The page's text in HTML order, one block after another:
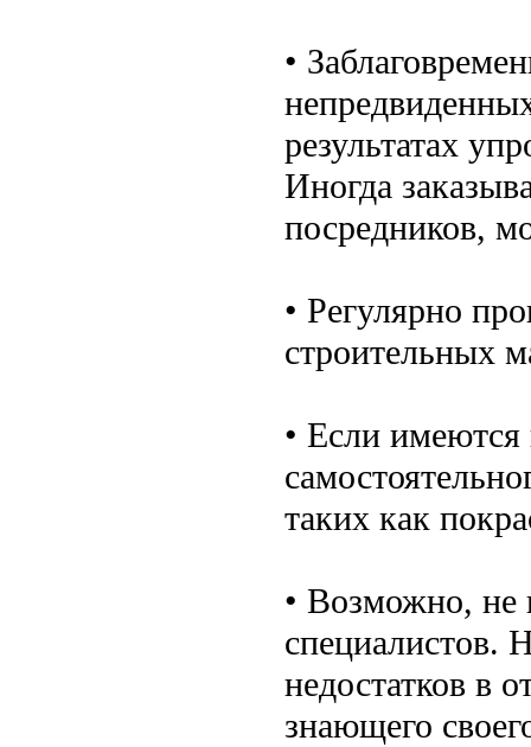
•
результатах
Иногда
посредников,
• Регулярно
строительных
• Если имеются
таких как
• Возможно, не
специалистов.
недостатков в
знающего